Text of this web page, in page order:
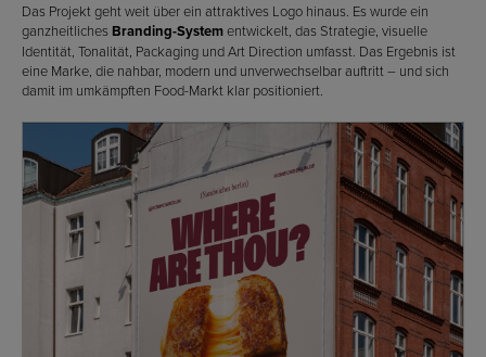
Das Projekt geht weit über ein attraktives Logo hinaus. Es wurde ein
ganzheitliches Branding-Systementwickelt, das Strategie, visuelle
Identität, Tonalität, Packaging und Art Direction umfasst. Das Ergebnis ist
eine Marke, die nahbar, modern und unverwechselbar auftritt – und sich
damit im umkämpften Food-Markt klar positioniert.